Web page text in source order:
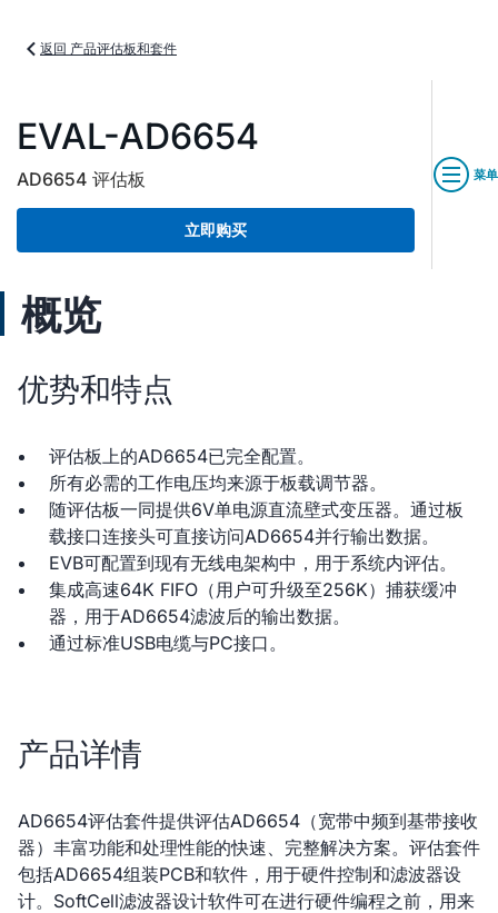
返回 产品评估板和套件
EVAL-AD6654
AD6654 评估板
立即购买
菜单
概览
优势和特点
评估板上的AD6654已完全配置。
所有必需的工作电压均来源于板载调节器。
随评估板一同提供6V单电源直流壁式变压器。通过板
载接口连接头可直接访问AD6654并行输出数据。
EVB可配置到现有无线电架构中，用于系统内评估。
集成高速64K FIFO（用户可升级至256K）捕获缓冲
器，用于AD6654滤波后的输出数据。
通过标准USB电缆与PC接口。
产品详情
AD6654评估套件提供评估AD6654（宽带中频到基带接收
器）丰富功能和处理性能的快速、完整解决方案。评估套件
包括AD6654组装PCB和软件，用于硬件控制和滤波器设
计。SoftCell滤波器设计软件可在进行硬件编程之前，用来